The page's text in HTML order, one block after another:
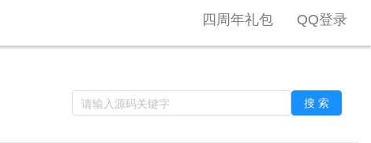
四周年礼包 QQ登录
搜 索